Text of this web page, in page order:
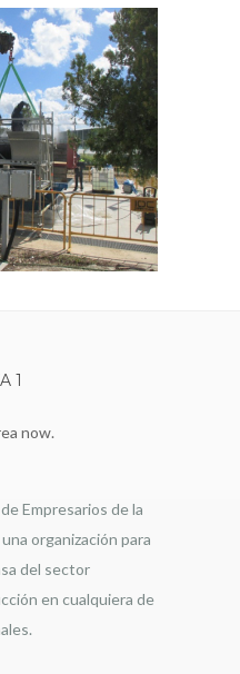
1
now.
Empresarios de la
organización para
del sector
en cualquiera de